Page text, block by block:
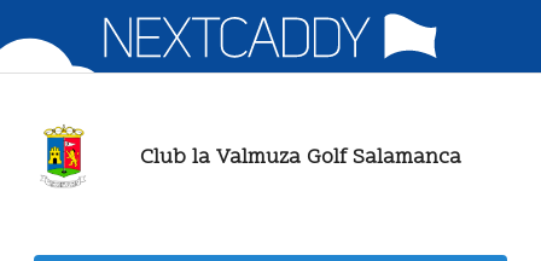
Club la Valmuza Golf Salamanca